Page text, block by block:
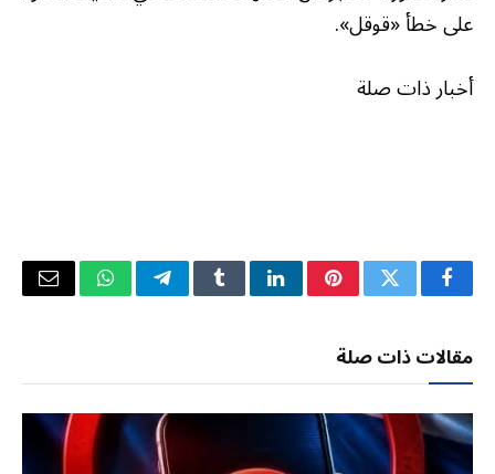
على خطأ «قوقل».
أخبار ذات صلة
فيسبوكتويتر بينتيريستلينكدإنTumblrتيلقرامواتسابالبريد
مقالات ذات صلة